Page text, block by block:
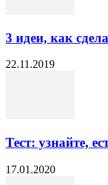
3 идеи, как
22.11.2019
Тест: узнайте,
17.01.2020